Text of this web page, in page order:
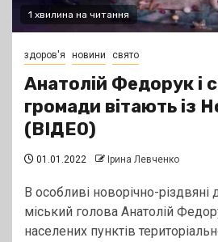
1 хвилина на читання
здоров'я новини свято
Анатолій Федорук і
громади вітають із
(ВІДЕО)
01.01.2022 Ірина Левченко
В особливі новорічно-різдвяні
міський голова Анатолій
населених пунктів